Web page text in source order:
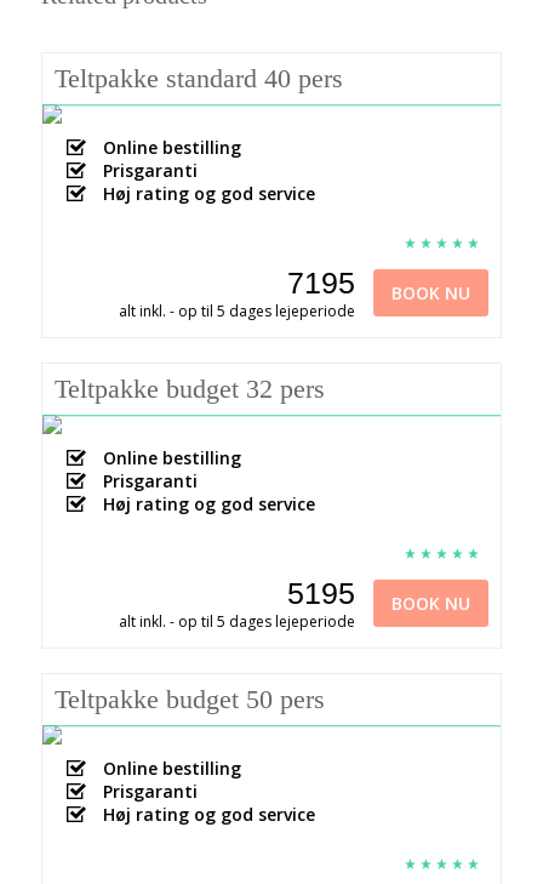
Teltpakke standard 40 pers
Online bestilling
Prisgaranti
Høj rating og god service
7195
alt inkl. - op til 5 dages lejeperiode
BOOK NU
Teltpakke budget 32 pers
Online bestilling
Prisgaranti
Høj rating og god service
5195
alt inkl. - op til 5 dages lejeperiode
BOOK NU
Teltpakke budget 50 pers
Online bestilling
Prisgaranti
Høj rating og god service